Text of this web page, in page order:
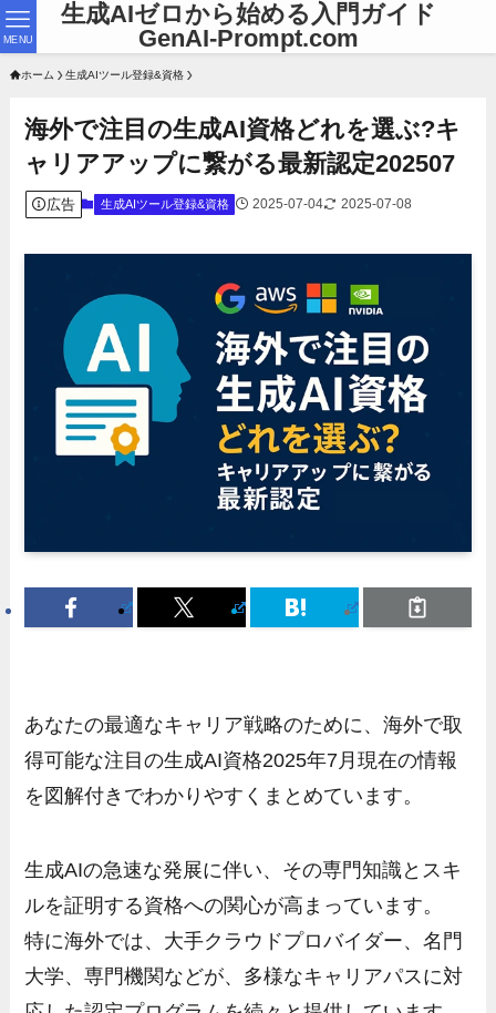
生成AIゼロから始める入門ガイド
GenAI-Prompt.com
MENU
ホーム 生成AIツール登録&資格
海外で注目の生成AI資格どれを選ぶ?キ
ャリアアップに繋がる最新認定202507
広告 生成AIツール登録&資格 2025-07-04 2025-07-08
あなたの最適なキャリア戦略のために、海外で取
得可能な注目の生成AI資格2025年7月現在の情報
を図解付きでわかりやすくまとめています。
生成AIの急速な発展に伴い、その専門知識とスキ
ルを証明する資格への関心が高まっています。
特に海外では、大手クラウドプロバイダー、名門
大学、専門機関などが、多様なキャリアパスに対